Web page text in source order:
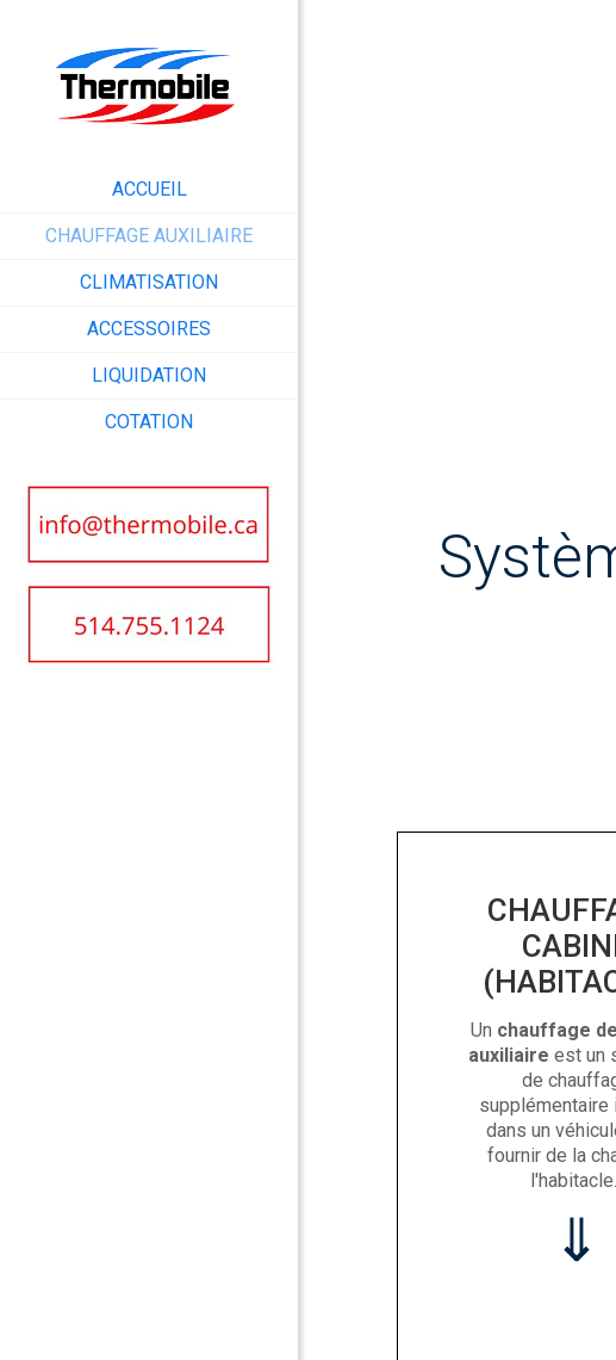
ACCUEIL
CHAUFFAGE AUXILIAIRE
CLIMATISATION
ACCESSOIRES
LIQUIDATION
COTATION
Un chauffage
auxiliaire est un
de
supplémentaire
dans un
fournir de la
l'habitacle.
⇓